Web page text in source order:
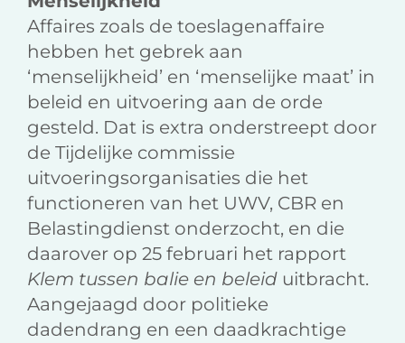
Affaires zoals de toeslagenaffaire
hebben het gebrek aan
‘menselijkheid’ en ‘menselijke maat’ in
beleid en uitvoering aan de orde
gesteld. Dat is extra onderstreept door
de Tijdelijke commissie
uitvoeringsorganisaties die het
functioneren van het UWV, CBR en
Belastingdienst onderzocht, en die
daarover op 25 februari het rapport
Klem tussen balie en beleid uitbracht.
Aangejaagd door politieke
dadendrang en een daadkrachtige